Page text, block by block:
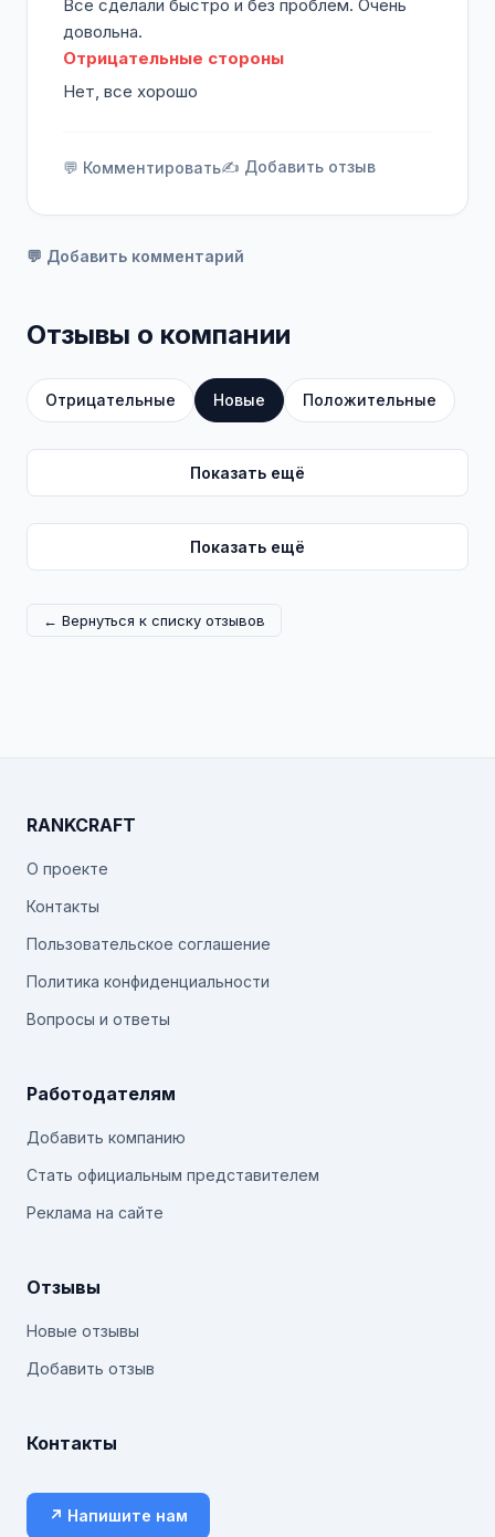
Все сделали быстро и без проблем. Очень
довольна.
Отрицательные стороны
Нет, все хорошо
💬 Комментировать✍️ Добавить отзыв
💬 Добавить комментарий
Отзывы о компании
Отрицательные Новые Положительные
Показать ещё
Показать ещё
← Вернуться к списку отзывов
RANKCRAFT
О проекте
Контакты
Пользовательское соглашение
Политика конфиденциальности
Вопросы и ответы
Работодателям
Добавить компанию
Стать официальным представителем
Реклама на сайте
Отзывы
Новые отзывы
Добавить отзыв
Контакты
↗ Напишите нам